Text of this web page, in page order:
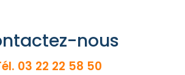
nous
03 22 22 58 50